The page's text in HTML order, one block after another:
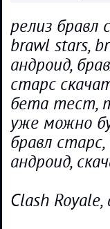
релиз бравл
brawl stars,
андроид,
старс
бета тест,
уже можно
бравл старс,
андроид,
Clash